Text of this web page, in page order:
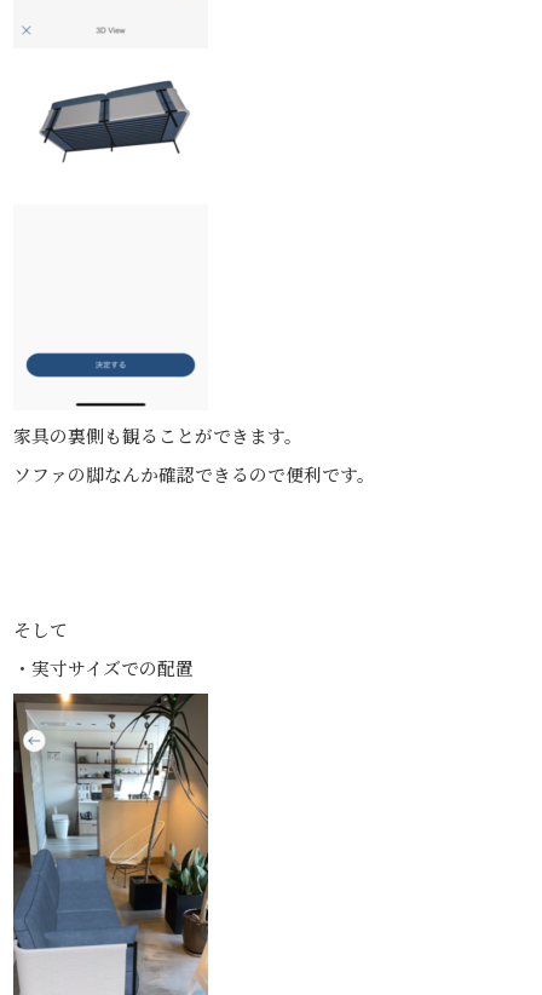
家具の裏側も観ることができます。
ソファの脚なんか確認できるので便利です。
そして
・実寸サイズでの配置